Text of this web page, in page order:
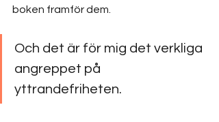
boken framför dem.
Och det är för mig det verkliga
angreppet på
yttrandefriheten.